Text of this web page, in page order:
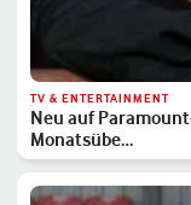
TV & ENTERTAINMENT
Neu auf
Monatsübe…